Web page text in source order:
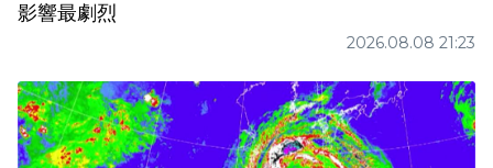
影響最劇烈
2026.08.08 21:23